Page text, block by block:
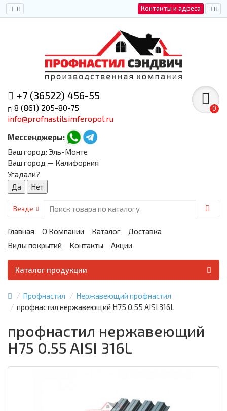
Контакты и адреса
+7 (36522) 456-55
8 (861) 205-80-75
info@profnastilsimferopol.ru
Мессенджеры:
0
Ваш город: Эль-Монте
Ваш город — Калифорния
Угадали?
Везде
Главная О Компании Каталог
Доставка
Виды покрытий
Контакты Акции
Каталог продукции
Профнастил
Нержавеющий профнастил
профнастил нержавеющий H75 0.55 AISI 316L
профнастил нержавеющий
H75 0.55 AISI 316L